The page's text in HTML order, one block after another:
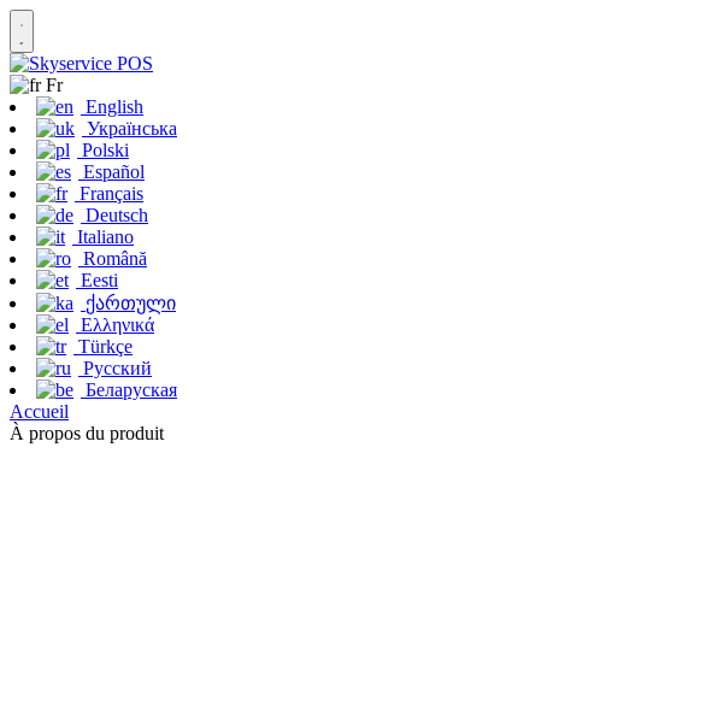
Fr
English
Українська
Polski
Español
Français
Deutsch
Italiano
Română
Eesti
ქართული
Ελληνικά
Türkçe
Русский
Беларуская
Accueil
À propos du produit